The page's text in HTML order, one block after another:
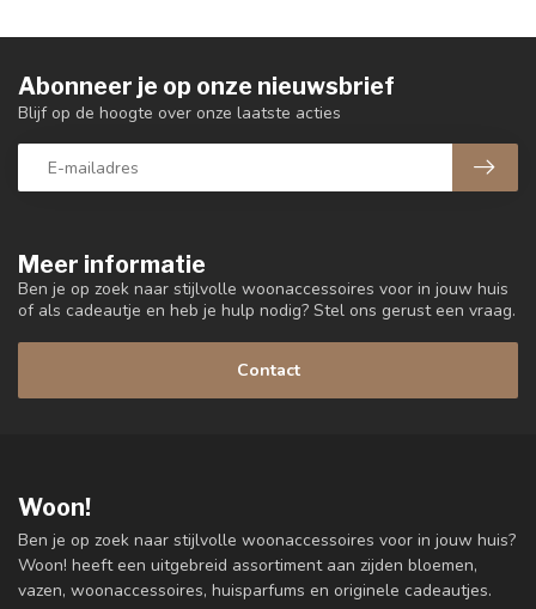
Meer informatie
Ben je op zoek naar stijlvolle woonaccessoires voor in jouw huis
of als cadeautje en heb je hulp nodig? Stel ons gerust een vraag.
Contact
Abonneer je op onze nieuwsbrief
Blijf op de hoogte over onze laatste acties
Woon!
Ben je op zoek naar stijlvolle woonaccessoires voor in jouw huis?
Woon! heeft een uitgebreid assortiment aan zijden bloemen,
vazen, woonaccessoires, huisparfums en originele cadeautjes.